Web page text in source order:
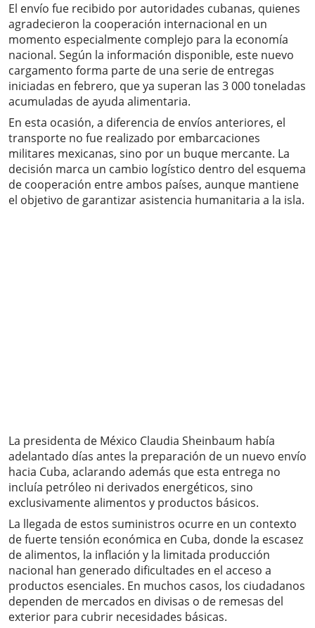
El envío fue recibido por autoridades cubanas, quienes
agradecieron la cooperación internacional en un
momento especialmente complejo para la economía
nacional. Según la información disponible, este nuevo
cargamento forma parte de una serie de entregas
iniciadas en febrero, que ya superan las 3 000 toneladas
acumuladas de ayuda alimentaria.
En esta ocasión, a diferencia de envíos anteriores, el
transporte no fue realizado por embarcaciones
militares mexicanas, sino por un buque mercante. La
decisión marca un cambio logístico dentro del esquema
de cooperación entre ambos países, aunque mantiene
el objetivo de garantizar asistencia humanitaria a la isla.
La presidenta de México Claudia Sheinbaum había
adelantado días antes la preparación de un nuevo envío
hacia Cuba, aclarando además que esta entrega no
incluía petróleo ni derivados energéticos, sino
exclusivamente alimentos y productos básicos.
La llegada de estos suministros ocurre en un contexto
de fuerte tensión económica en Cuba, donde la escasez
de alimentos, la inflación y la limitada producción
nacional han generado dificultades en el acceso a
productos esenciales. En muchos casos, los ciudadanos
dependen de mercados en divisas o de remesas del
exterior para cubrir necesidades básicas.